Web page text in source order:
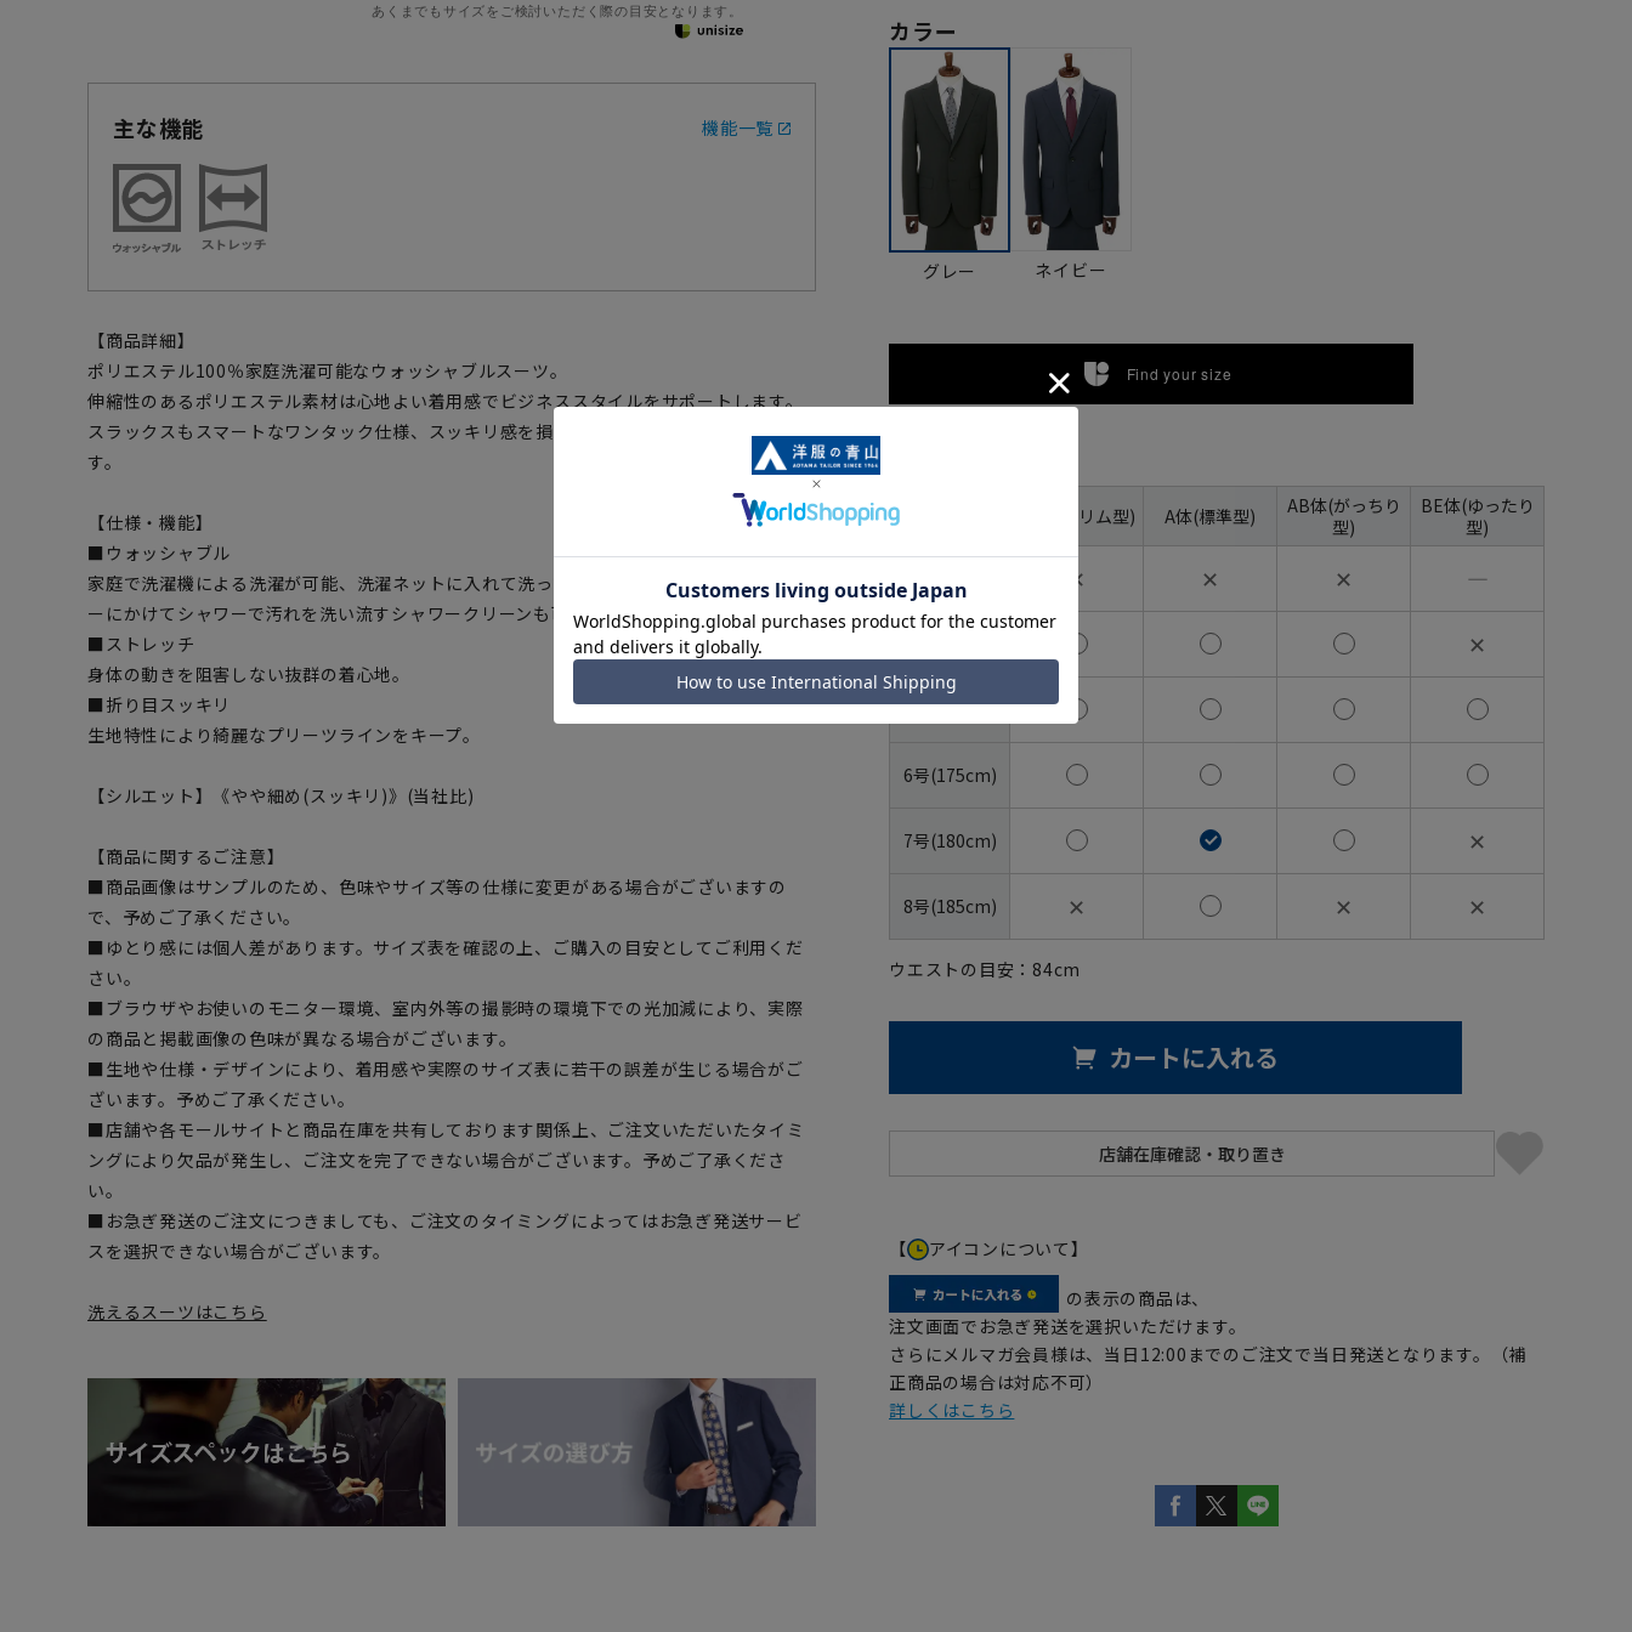
あくまでもサイズをご検討いただく際の目安となります。
主な機能 機能一覧
【商品詳細】
ポリエステル100％家庭洗濯可能なウォッシャブルスーツ。
伸縮性のあるポリエステル素材は心地よい着用感でビジネススタイルをサポートします。
スラックスもスマートなワンタック仕様、スッキリ感を損なわず程よいゆとりを与えま
す。
【仕様・機能】
■ウォッシャブル
家庭で洗濯機による洗濯が可能、洗濯ネットに入れて洗っていただけます。さらにハンガ
ーにかけてシャワーで汚れを洗い流すシャワークリーンも可能です。
■ストレッチ
身体の動きを阻害しない抜群の着心地。
■折り目スッキリ
生地特性により綺麗なプリーツラインをキープ。
【シルエット】《やや細め(スッキリ)》(当社比)
【商品に関するご注意】
■商品画像はサンプルのため、色味やサイズ等の仕様に変更がある場合がございますの
で、予めご了承ください。
■ゆとり感には個人差があります。サイズ表を確認の上、ご購入の目安としてご利用くだ
さい。
■ブラウザやお使いのモニター環境、室内外等の撮影時の環境下での光加減により、実際
の商品と掲載画像の色味が異なる場合がございます。
■生地や仕様・デザインにより、着用感や実際のサイズ表に若干の誤差が生じる場合がご
ざいます。予めご了承ください。
■店舗や各モールサイトと商品在庫を共有しております関係上、ご注文いただいたタイミ
ングにより欠品が発生し、ご注文を完了できない場合がございます。予めご了承くださ
い。
■お急ぎ発送のご注文につきましても、ご注文のタイミングによってはお急ぎ発送サービ
スを選択できない場合がございます。
洗えるスーツはこちら
カラー
グレー ネイビー
Find your size
号数（身長） YA体(スリム型) A体(標準型)
AB体(がっちり
型)
BE体(ゆったり
型)
3号(160cm) ✕ ✕ ✕ ―
✕
5号(170cm)
6号(175cm)
7号(180cm) ✕
8号(185cm) ✕ ✕ ✕
ウエストの目安： 84cm
カートに入れる
【 アイコンについて】
の表示の商品は、
注文画面でお急ぎ発送を選択いただけます。
さらにメルマガ会員様は、当日12:00までのご注文で当日発送となります。（補
正商品の場合は対応不可）
詳しくはこちら